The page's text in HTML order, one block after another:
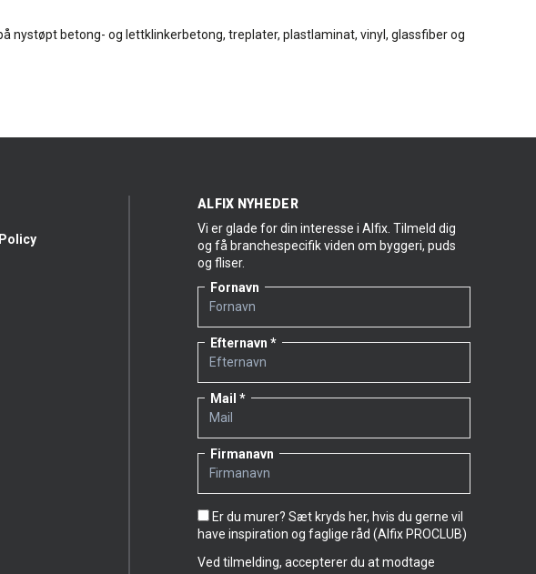
nystøpt betong- og lettklinkerbetong, treplater, plastlaminat, vinyl, glassfiber og
ALFIX NYHEDER
Vi er glade for din interesse i Alfix. Tilmeld dig
og få branchespecifik viden om byggeri, puds
og fliser.
Fornavn
Efternavn
Mail
Firmanavn
Er du murer? Sæt kryds her, hvis du gerne vil
have inspiration og faglige råd (Alfix PROCLUB)
Ved tilmelding, accepterer du at modtage